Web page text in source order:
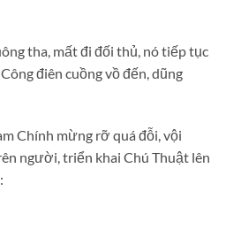
tha, mất đi đối thủ, nó tiếp tục
điên cuồng vồ đến, dũng
Chính mừng rỡ quá đỗi, vội
người, triển khai Chú Thuật lên